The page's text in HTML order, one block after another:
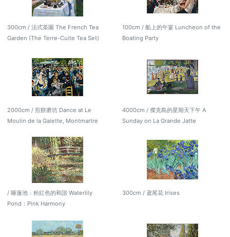
300cm / 法式茶園 The French Tea
Garden (The Terre-Cuite Tea Set)
100cm / 船上的午宴 Luncheon of the
Boating Party
2000cm / 煎餅磨坊 Dance at Le
Moulin de la Galette, Montmartre
4000cm / 傑克島的星期天下午 A
Sunday on La Grande Jatte
/ 睡蓮池：粉紅色的和諧 Waterlily
Pond：Pink Harmony
300cm / 鳶尾花 Irises